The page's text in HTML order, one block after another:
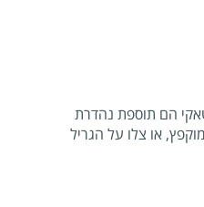
הם תוספת נהדרת
או צלו על הגריל